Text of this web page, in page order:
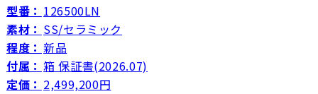
型番： 126500LN
素材： SS/セラミック
程度： 新品
付属： 箱 保証書(2026.07)
定価： 2,499,200円